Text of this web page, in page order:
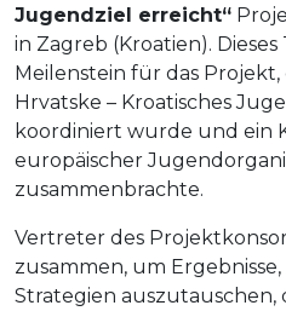
Jugendziel erreicht“
in Zagreb (Kroatien).
Meilenstein für das
Hrvatske – Kroatisches
koordiniert wurde und ein
europäischer
zusammenbrachte.
Vertreter des
zusammen, um
Strategien auszutauschen,